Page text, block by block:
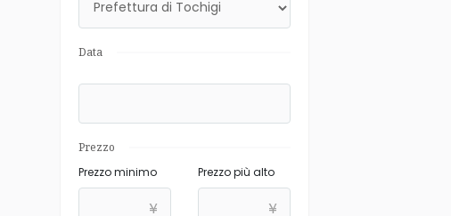
Data
Prezzo
Prezzo minimo
¥
Prezzo più alto
¥